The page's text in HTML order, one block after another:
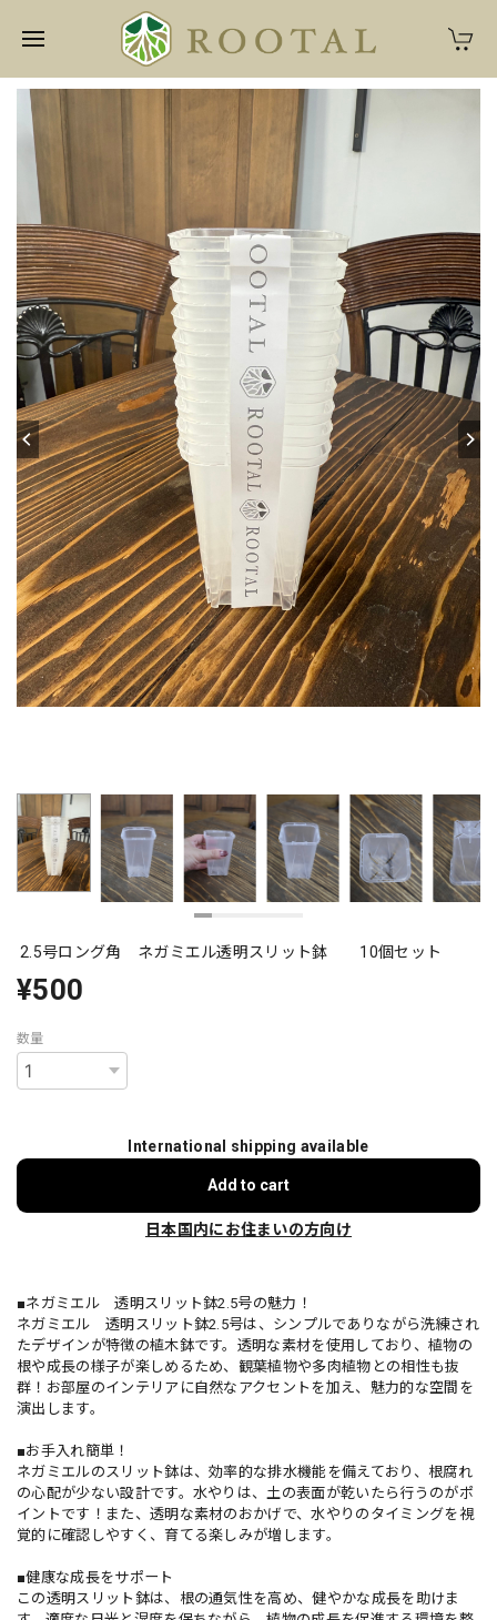
2.5号ロング角 ネガミエル透明スリット鉢 10個セット
¥500
数量
International shipping available
Add to cart
日本国内にお住まいの方向け
■ネガミエル 透明スリット鉢2.5号の魅力！
ネガミエル 透明スリット鉢2.5号は、シンプルでありながら洗練され
たデザインが特徴の植木鉢です。透明な素材を使用しており、植物の
根や成長の様子が楽しめるため、観葉植物や多肉植物との相性も抜
群！お部屋のインテリアに自然なアクセントを加え、魅力的な空間を
演出します。
■お手入れ簡単！
ネガミエルのスリット鉢は、効率的な排水機能を備えており、根腐れ
の心配が少ない設計です。水やりは、土の表面が乾いたら行うのがポ
イントです！また、透明な素材のおかげで、水やりのタイミングを視
覚的に確認しやすく、育てる楽しみが増します。
■健康な成長をサポート
この透明スリット鉢は、根の通気性を高め、健やかな成長を助けま